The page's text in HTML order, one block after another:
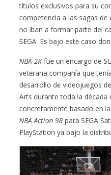
títulos exclusivos para su
competencia a las sagas de
no iban a formar parte del
SEGA. Es bajo este caso
NBA 2Kfue un encargo de
veterana compañía que
desarrollo de videojuegos
Arts durante toda la década
concretamente basado en
NBA Action 98 para SEGA
PlayStation ya bajo la